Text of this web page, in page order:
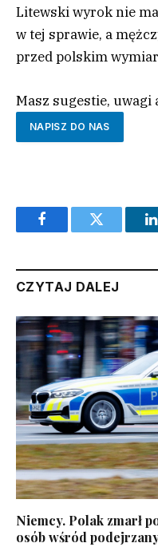
Litewski wyrok nie
w tej sprawie, a
przed polskim
Masz sugestie, uwagi
NAPISZ DO NAS
FacebookTwitter
CZYTAJ DALEJ
Niemcy. Polak zmarł
osób wśród